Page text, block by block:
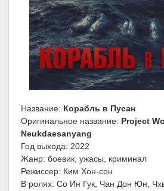
Название: Корабль в Пусан
Оригинальное название: Project
Neukdaesanyang
Год выхода: 2022
Жанр: боевик, ужасы, криминал
Режиссер: Ким Хон-сон
В ролях: Со Ин Гук, Чан Дон Юн,